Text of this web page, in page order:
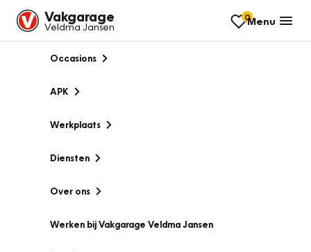
Vakgarage
Veldma Jansen
0Menu
Occasions
APK
Werkplaats
Diensten
Over ons
Werken bij Vakgarage Veldma Jansen